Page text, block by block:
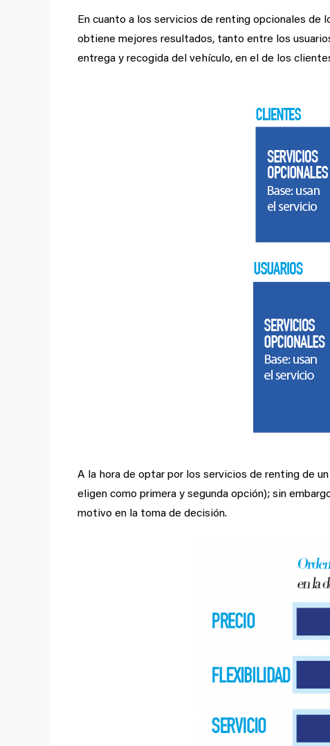
En cuanto a los servicios de renting opcionales
obtiene mejores resultados, tanto entre los
entrega y recogida del vehículo, en el de los
A la hora de optar por los servicios de renting de
eligen como primera y segunda opción); sin
motivo en la toma de decisión.